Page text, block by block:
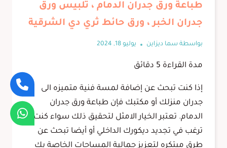
طباعة ورق جدران الدمام ، تلبيس ورق
جدران الخبر ، ورق حائط ثري دي الشرقية
بواسطة سما ديزاين يوليو 18, 2024
مدة القراءة دقائق
إذا كنت تبحث عن إضافة لمسة فنية متميزه الى
جدران منزلك أو مكتبك فإن طباعة ورق جدران
الدمام. تعتبر الخيار الامثل لتحقيق ذلك سواء كنت
ترغب في تجديد ديكورك الداخلي أو أيضا تبحث عن
طرق مبتكره لتعزيز جمالية المساحات الخاصة بك